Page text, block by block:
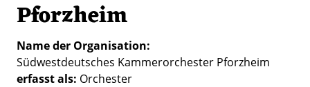
Pforzheim
Name der Organisation
Südwestdeutsches Kammerorchester Pforzheim
erfasst als Orchester